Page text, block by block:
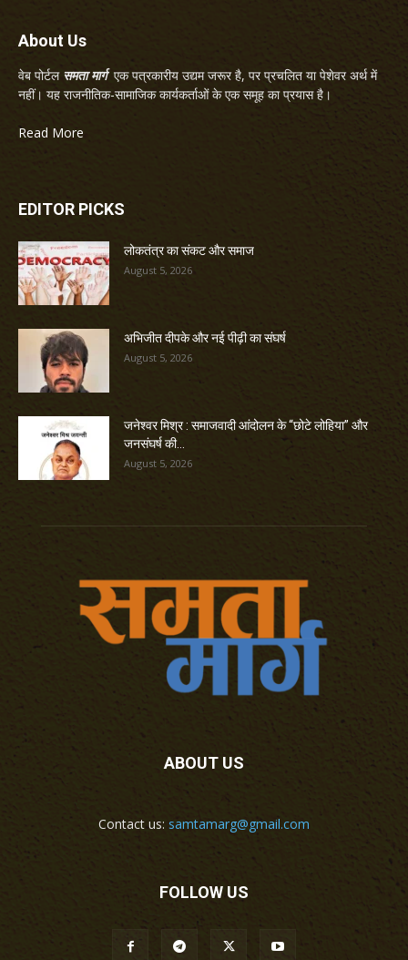
About Us
वेब पोर्टल समता मार्गएक पत्रकारीय उद्यम जरूर है, पर प्रचलित या पेशेवर अर्थ में
नहीं। यह राजनीतिक-सामाजिक कार्यकर्ताओं के एक समूह का प्रयास है।
Read More
EDITOR PICKS
लोकतंत्र का संकट और समाज
August 5, 2026
अभिजीत दीपके और नई पीढ़ी का संघर्ष
August 5, 2026
जनेश्वर मिश्र : समाजवादी आंदोलन के “छोटे लोहिया” और
जनसंघर्ष की...
August 5, 2026
ABOUT US
Contact us: samtamarg@gmail.com
FOLLOW US